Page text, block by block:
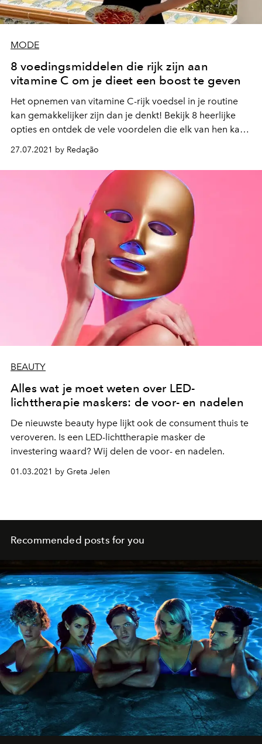
MODE
8 voedingsmiddelen die rijk zijn aan
vitamine C om je dieet een boost te geven
Het opnemen van vitamine C-rijk voedsel in je routine
kan gemakkelijker zijn dan je denkt! Bekijk 8 heerlijke
opties en ontdek de vele voordelen die elk van hen kan
brengen voor je gezondheid!
27.07.2021 by Redação
BEAUTY
Alles wat je moet weten over LED-
lichttherapie maskers: de voor- en nadelen
De nieuwste beauty hype lijkt ook de consument thuis te
veroveren. Is een LED-lichttherapie masker de
investering waard? Wij delen de voor- en nadelen.
01.03.2021 by Greta Jelen
Recommended posts for you